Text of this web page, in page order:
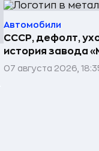
Автомобили
СССР, дефолт,
история завода
07 августа 2026,